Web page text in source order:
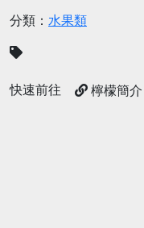
分類： 水果類
快速前往 檸檬簡介